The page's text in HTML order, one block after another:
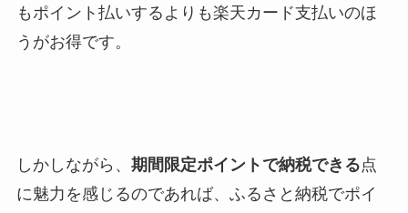
もポイント払いするよりも楽天カード支払いのほ
うがお得です。
しかしながら、 期間限定ポイントで納税できる点
に魅力を感じるのであれば、ふるさと納税でポイ